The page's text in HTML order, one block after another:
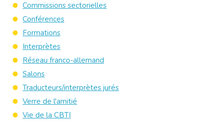
Commissions sectorielles
Conférences
Formations
Interprètes
Réseau franco-allemand
Salons
Traducteurs/interprètes jurés
Verre de l'amitié
Vie de la CBTI